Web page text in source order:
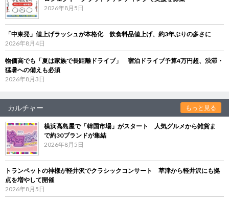
2026年8月5日
「中東発」値上げラッシュが本格化 飲食料品値上げ、約3年ぶりの多さに
2026年8月4日
物価高でも「夏は家族で長距離ドライブ」 宿泊ドライブ予算4万円超、渋滞・
猛暑への備えも必須
2026年8月3日
カルチャー もっと見る
横浜高島屋で「韓国市場」がスタート 人気グルメから雑貨ま
で約30ブランドが集結
2026年8月5日
トランペットの神様が軽井沢でクラシックコンサート 草津から軽井沢にも拠
点を増やして開催
2026年8月5日